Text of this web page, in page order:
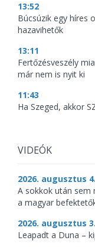
13:52
Búcsúzik egy híres
hazavihetők
13:11
Fertőzésveszély
már nem is nyit ki
11:43
Ha Szeged, akkor
VIDEÓK
2026. augusztus 4.
A sokkok után sem
a magyar
2026. augusztus 3.
Leapadt a Duna –